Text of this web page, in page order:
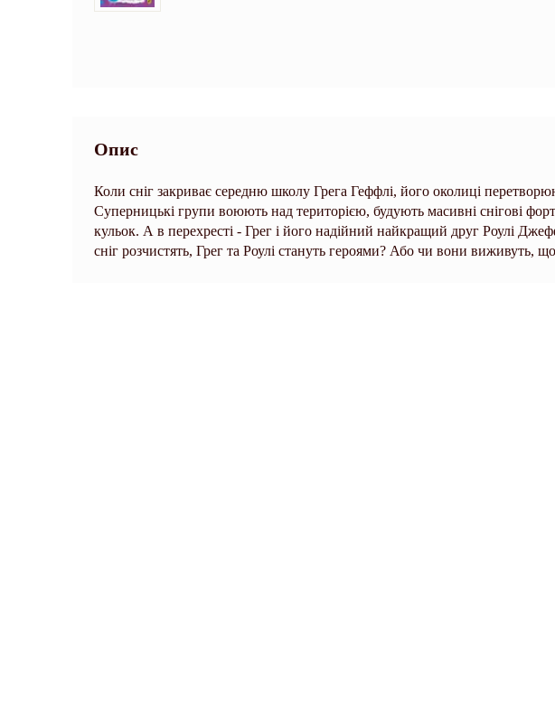
Опис
Коли сніг закриває середню школу Грега Геффлі, його околиці
Суперницькі групи воюють над територією, будують масивні снігові
кульок. А в перехресті - Грег і його надійний найкращий друг Роулі
сніг розчистять, Грег та Роулі стануть героями? Або чи вони виживуть,